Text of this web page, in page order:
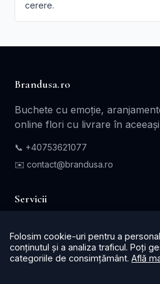
cerere.
Brandusa.ro
Buchete cu emoție,
online flori cu livrare în
📞 +40753621077
✉️ contact@brandusa.ro
Servicii
Flori - Cadou
Aranjamente Florale
Folosim cookie-uri pentru a
conținutul și a analiza traficul. Poți
categoriile de consimțământ. Află